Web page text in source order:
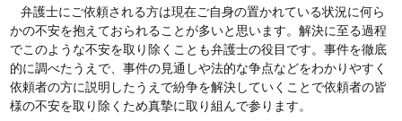
弁護士にご依頼される方は現在ご自身の置かれている状況に何ら
かの不安を抱えておられることが多いと思います。解決に至る過程
でこのような不安を取り除くことも弁護士の役目です。事件を徹底
的に調べたうえで、事件の見通しや法的な争点などをわかりやすく
依頼者の方に説明したうえで紛争を解決していくことで依頼者の皆
様の不安を取り除くため真摯に取り組んで参ります。